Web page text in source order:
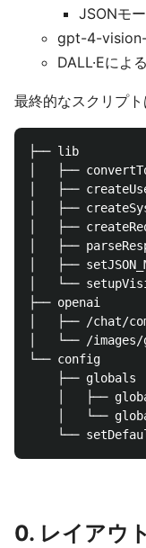
JSONモ
gpt-4-
DALL·Eによ
最終的なスクリプト
├── lib
│   ├──
│   ├──
│   ├──
│   ├──
│   ├──
│   ├──
│   └──
├── openai
│   ├── /chat/
│   └── /
└── config
    ├── globals
│   ├──
│   └──
0. レイアウ